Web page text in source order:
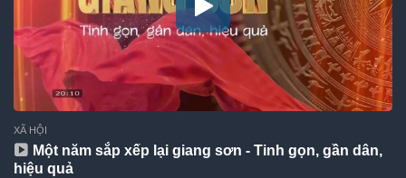
XÃ HỘI
Một năm sắp xếp lại giang sơn - Tinh gọn, gần dân,
hiệu quả